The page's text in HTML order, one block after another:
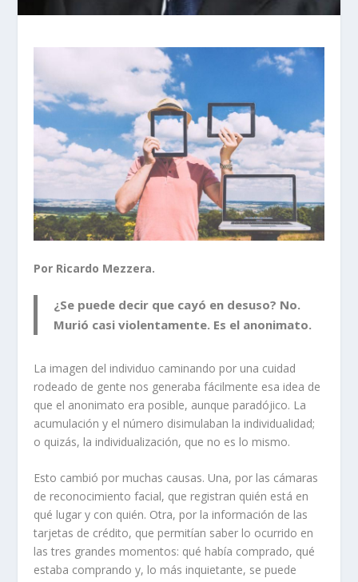
Por Ricardo Mezzera.
¿Se puede decir que cayó en desuso? No.
Murió casi violentamente. Es el anonimato.
La imagen del individuo caminando por una cuidad
rodeado de gente nos generaba fácilmente esa idea de
que el anonimato era posible, aunque paradójico. La
acumulación y el número disimulaban la individualidad;
o quizás, la individualización, que no es lo mismo.
Esto cambió por muchas causas. Una, por las cámaras
de reconocimiento facial, que registran quién está en
qué lugar y con quién. Otra, por la información de las
tarjetas de crédito, que permitían saber lo ocurrido en
las tres grandes momentos: qué había comprado, qué
estaba comprando y, lo más inquietante, se puede